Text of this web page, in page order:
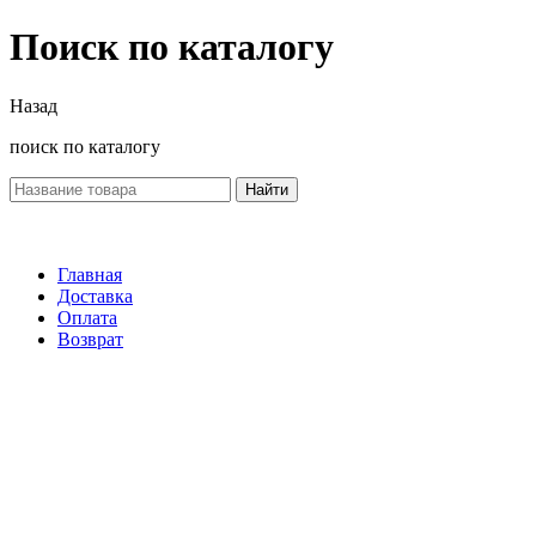
Поиск по каталогу
Назад
поиск по каталогу
Найти
Главная
Доставка
Оплата
Возврат